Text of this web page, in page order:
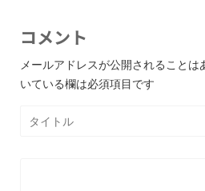
コメント
メールアドレスが公開されることは
いている欄は必須項目です